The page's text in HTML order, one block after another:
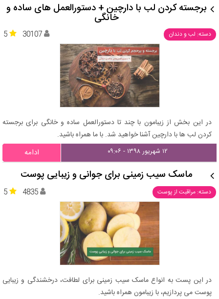
برجسته کردن لب با دارچین + دستورالعمل های ساده و
خانگی
دسته: لب و دندان 5 30107
در این بخش از زیبامون با چند تا دستورالعمل ساده و خانگی برای برجسته
کردن لب ها با دارچین آشنا خواهید شد. با ما همراه باشید.
۱۲ شهریور ۱۳۹۸ - ۰۹:۰۶ ادامه
ماسک سیب زمینی برای جوانی و زیبایی پوست
دسته: مراقبت از پوست 5 4835
در این پست به انواع ماسک سیب زمینی برای لطافت، درخشندگی و زیبایی
پوست می پردازیم، با زیبامون همراه باشید.